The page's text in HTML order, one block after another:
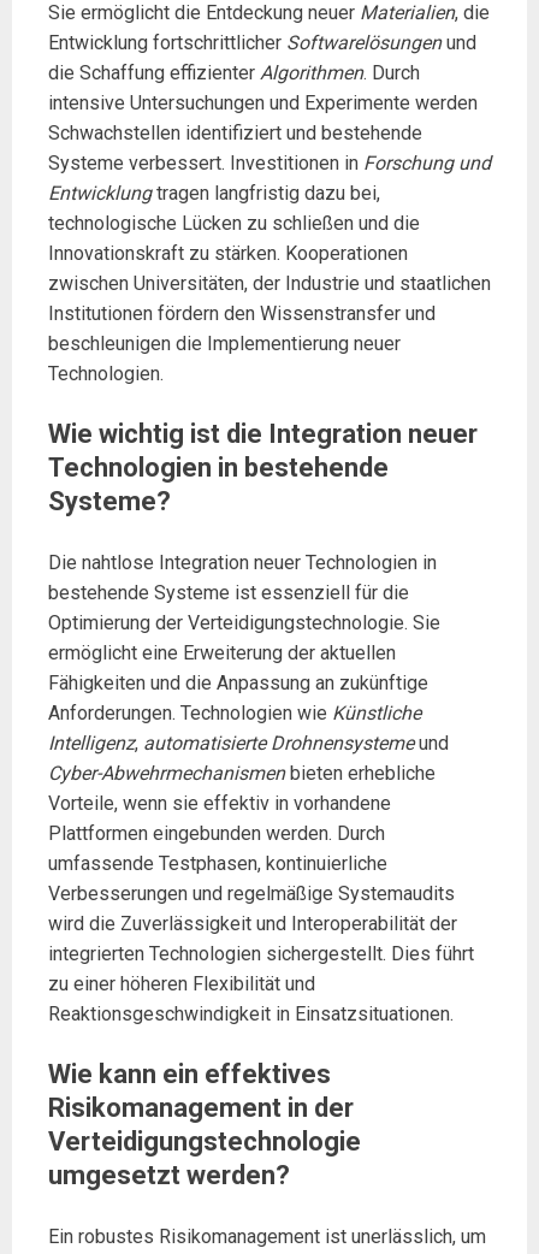
Sie ermöglicht die Entdeckung neuer Materialien, die
Entwicklung fortschrittlicher Softwarelösungenund
die Schaffung effizienter Algorithmen. Durch
intensive Untersuchungen und Experimente werden
Schwachstellen identifiziert und bestehende
Systeme verbessert. Investitionen in Forschung und
Entwicklungtragen langfristig dazu bei,
technologische Lücken zu schließen und die
Innovationskraft zu stärken. Kooperationen
zwischen Universitäten, der Industrie und staatlichen
Institutionen fördern den Wissenstransfer und
beschleunigen die Implementierung neuer
Technologien.
Wie wichtig ist die Integration neuer
Technologien in bestehende
Systeme?
Die nahtlose Integration neuer Technologien in
bestehende Systeme ist essenziell für die
Optimierung der Verteidigungstechnologie. Sie
ermöglicht eine Erweiterung der aktuellen
Fähigkeiten und die Anpassung an zukünftige
Anforderungen. Technologien wie Künstliche
Intelligenz, automatisierte Drohnensystemeund
Cyber-Abwehrmechanismenbieten erhebliche
Vorteile, wenn sie effektiv in vorhandene
Plattformen eingebunden werden. Durch
umfassende Testphasen, kontinuierliche
Verbesserungen und regelmäßige Systemaudits
wird die Zuverlässigkeit und Interoperabilität der
integrierten Technologien sichergestellt. Dies führt
zu einer höheren Flexibilität und
Reaktionsgeschwindigkeit in Einsatzsituationen.
Wie kann ein effektives
Risikomanagement in der
Verteidigungstechnologie
umgesetzt werden?
Ein robustes Risikomanagement ist unerlässlich, um